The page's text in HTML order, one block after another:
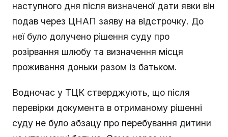
наступного дня після визначеної дати явки він
подав через ЦНАП заяву на відстрочку. До
неї було долучено рішення суду про
розірвання шлюбу та визначення місця
проживання доньки разом із батьком.
Водночас у ТЦК стверджують, що після
перевірки документа в отриманому рішенні
суду не було абзацу про перебування дитини